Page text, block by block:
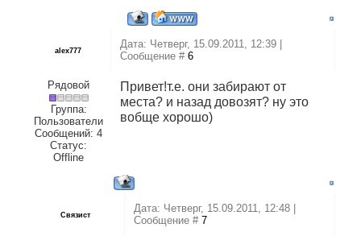
alex777
Дата: Четверг, 15.09.2011, 12:39 |
Сообщение # 6
Рядовой
Группа:
Пользователи
Сообщений: 4
Статус:
Offline
Привет!т.е. они забирают от
места? и назад довозят? ну это
вобще хорошо)
Связист
Дата: Четверг, 15.09.2011, 12:48 |
Сообщение # 7